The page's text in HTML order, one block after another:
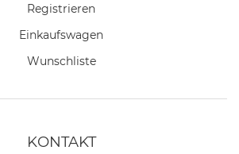
Registrieren
Einkaufswagen
Wunschliste
KONTAKT